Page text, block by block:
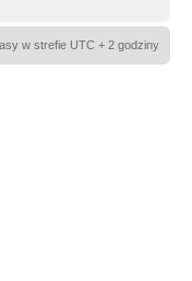
w strefie UTC + 2 godziny